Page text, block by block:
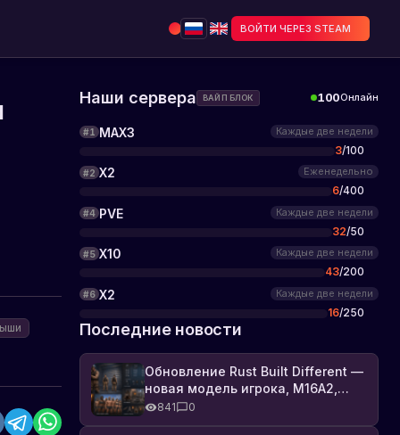
ВОЙТИ ЧЕРЕЗ STEAM
Наши сервера ВАЙП БЛОК 100Онлайн
#1 MAX3 Каждые две недели
3/100
#2 X2 Еженедельно
6/400
#4 PVE Каждые две недели
32/50
#5 X10 Каждые две недели
43/200
#6 X2 Каждые две недели
16/250
Последние новости
Обновление Rust Built Different —
новая модель игрока, M16A2,
броня, Industrial DLC и полный
список изменений
841 0